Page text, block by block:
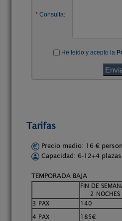
Tarifas
Precio medio: 16 €
Capacidad: 6-12+4 plazas
TEMPORADA BAJA
FIN DE
2 NOCHES
3 PAX
140
4 PAX
185€